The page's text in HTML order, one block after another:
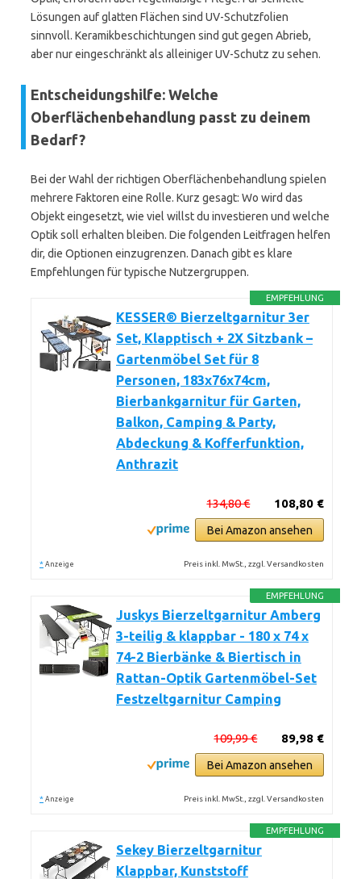
Lösungen auf glatten Flächen sind UV-Schutzfolien
sinnvoll. Keramikbeschichtungen sind gut gegen Abrieb,
aber nur eingeschränkt als alleiniger UV-Schutz zu sehen.
Entscheidungshilfe: Welche
Oberflächenbehandlung passt zu deinem
Bedarf?
Bei der Wahl der richtigen Oberflächenbehandlung spielen
mehrere Faktoren eine Rolle. Kurz gesagt: Wo wird das
Objekt eingesetzt, wie viel willst du investieren und welche
Optik soll erhalten bleiben. Die folgenden Leitfragen helfen
dir, die Optionen einzugrenzen. Danach gibt es klare
Empfehlungen für typische Nutzergruppen.
EMPFEHLUNG
KESSER® Bierzeltgarnitur 3er
Set, Klapptisch + 2X Sitzbank –
Gartenmöbel Set für 8
Personen, 183x76x74cm,
Bierbankgarnitur für Garten,
Balkon, Camping & Party,
Abdeckung & Kofferfunktion,
Anthrazit
108,80 €
134,80 €
Bei Amazon ansehen
* Anzeige Preis inkl. MwSt., zzgl. Versandkosten
EMPFEHLUNG
Juskys Bierzeltgarnitur Amberg
3-teilig & klappbar - 180 x 74 x
74-2 Bierbänke & Biertisch in
Rattan-Optik Gartenmöbel-Set
Festzeltgarnitur Camping
89,98 €
109,99 €
Bei Amazon ansehen
* Anzeige Preis inkl. MwSt., zzgl. Versandkosten
EMPFEHLUNG
Sekey Bierzeltgarnitur
Klappbar, Kunststoff